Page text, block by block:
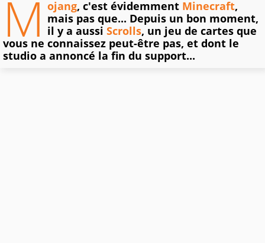
M ojang, c'est évidemment Minecraft,
mais pas que... Depuis un bon moment,
il y a aussi Scrolls, un jeu de cartes que
vous ne connaissez peut-être pas, et dont le
studio a annoncé la fin du support...